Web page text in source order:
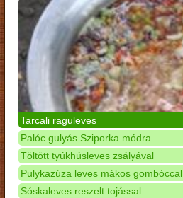
Tarcali raguleves
Palóc gulyás Sziporka módra
Töltött tyúkhúsleves zsályával
Pulykazúza leves mákos gombóccal
Sóskaleves reszelt tojással